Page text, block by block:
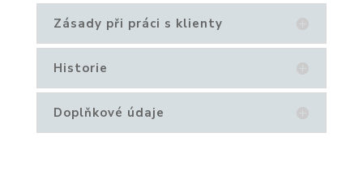
Zásady při práci s klienty
Historie
Doplňkové údaje